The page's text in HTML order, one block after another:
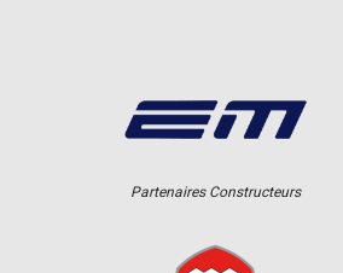
Partenaires Constructeurs